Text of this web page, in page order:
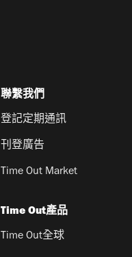
聯繫我們
登記定期通訊
刊登廣告
Time Out Market
Time Out產品
Time Out全球